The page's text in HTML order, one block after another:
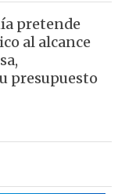
pretende
al alcance
presupuesto